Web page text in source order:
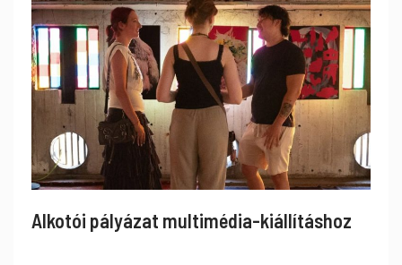
Alkotói pályázat multimédia-kiállításhoz